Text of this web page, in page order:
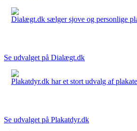
Dialægt.dk sælger sjove og personlige
Se udvalget på Dialægt.dk
Plakatdyr.dk har et stort udvalg af
Se udvalget på Plakatdyr.dk